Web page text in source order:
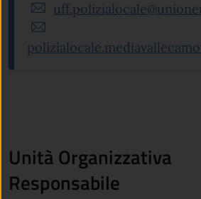
Unità Organizzativa
Responsabile